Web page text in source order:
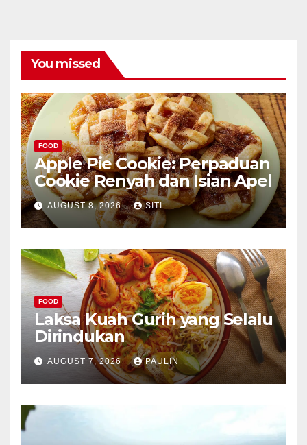
You missed
FOOD
Apple Pie Cookie: Perpaduan
Cookie Renyah dan Isian Apel
AUGUST 8, 2026 SITI
FOOD
Laksa Kuah Gurih yang Selalu
Dirindukan
AUGUST 7, 2026 PAULIN